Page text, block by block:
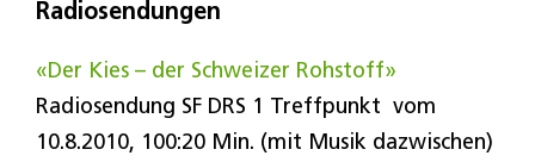
Radiosendungen
«Der Kies – der Schweizer Rohstoff»
Radiosendung SF DRS 1 Treffpunkt vom
10.8.2010, 100:20 Min. (mit Musik dazwischen)